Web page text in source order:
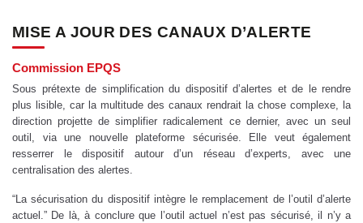
MISE A JOUR DES CANAUX D’ALERTE
Commission EPQS
Sous prétexte de simplification du dispositif d’alertes et de le rendre
plus lisible, car la multitude des canaux rendrait la chose complexe, la
direction projette de simplifier radicalement ce dernier, avec un seul
outil, via une nouvelle plateforme sécurisée. Elle veut également
resserrer le dispositif autour d’un réseau d’experts, avec une
centralisation des alertes.
“La sécurisation du dispositif intègre le remplacement de l’outil d’alerte
actuel.” De là, à conclure que l’outil actuel n’est pas sécurisé, il n’y a